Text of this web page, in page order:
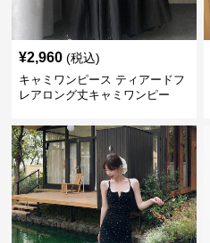
¥2,960 (税込)
キャミワンピース ティアードフ
レアロング丈キャミワンピー